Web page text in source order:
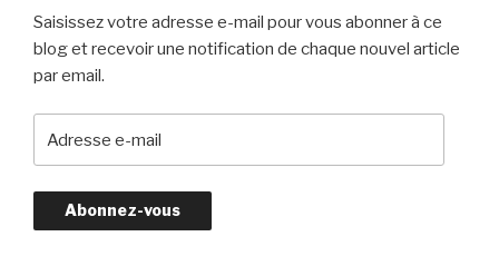
Saisissez votre adresse e-mail pour vous abonner à ce
blog et recevoir une notification de chaque nouvel article
par email.
s